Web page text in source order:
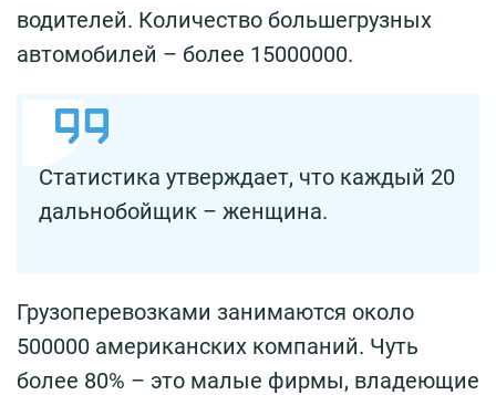
водителей. Количество большегрузных
автомобилей – более 15000000.
Статистика утверждает, что каждый 20
дальнобойщик – женщина.
Грузоперевозками занимаются около
500000 американских компаний. Чуть
более 80% – это малые фирмы, владеющие